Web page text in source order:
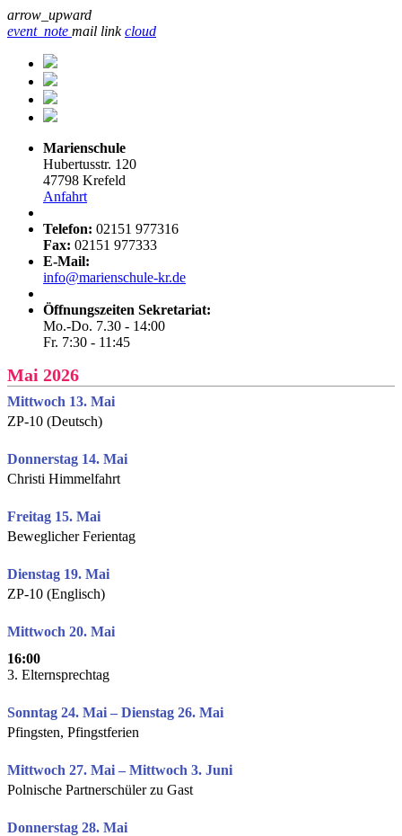
arrow_upward
event_note mail link cloud
Marienschule
Hubertusstr. 120
47798 Krefeld
Anfahrt
Telefon: 02151 977316
Fax: 02151 977333
E-Mail:
info@marienschule-kr.de
Öffnungszeiten Sekretariat:
Mo.-Do. 7.30 - 14:00
Fr. 7:30 - 11:45
Mai 2026
Mittwoch 13. Mai
ZP-10 (Deutsch)
Donnerstag 14. Mai
Christi Himmelfahrt
Freitag 15. Mai
Beweglicher Ferientag
Dienstag 19. Mai
ZP-10 (Englisch)
Mittwoch 20. Mai
16:00
3. Elternsprechtag
Sonntag 24. Mai – Dienstag 26. Mai
Pfingsten, Pfingstferien
Mittwoch 27. Mai – Mittwoch 3. Juni
Polnische Partnerschüler zu Gast
Donnerstag 28. Mai